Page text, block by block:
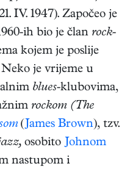
IV. 1947). Započeo je
ih bio je član rock-
kojem je poslije
je vrijeme u
blues-klubovima,
rockom (The
(James Brown), tzv.
osobito Johnom
nastupom i